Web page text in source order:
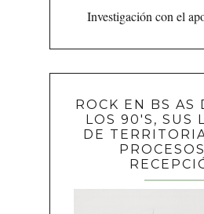
Investigación con el
ROCK EN BS AS
LOS 90'S, SUS
DE